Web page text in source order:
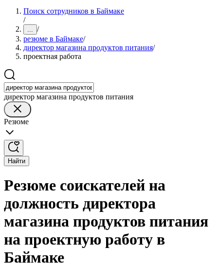
Поиск сотрудников в Баймаке
/
... /
резюме в Баймаке/
директор магазина продуктов питания/
проектная работа
директор магазина продуктов питания
Резюме
Найти
Резюме соискателей на
должность директора
магазина продуктов питания
на проектную работу в
Баймаке